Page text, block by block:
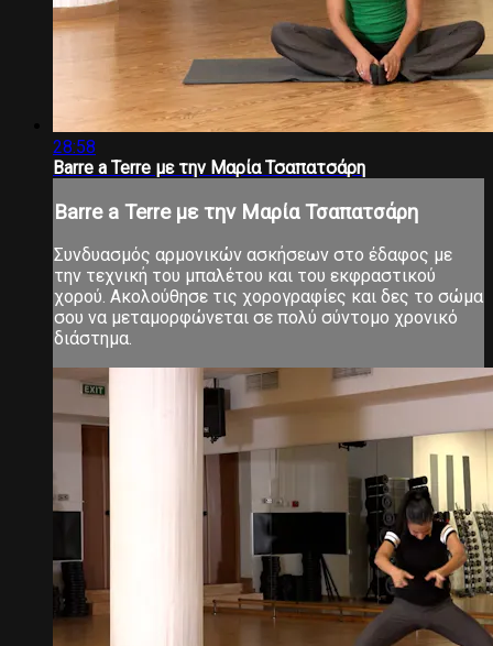
28:58
Barre a Terre με την Μαρία Τσαπατσάρη
Barre a Terre με την Μαρία Τσαπατσάρη
Συνδυασμός αρμονικών ασκήσεων στο έδαφος με
την τεχνική του μπαλέτου και του εκφραστικού
χορού. Ακολούθησε τις χορογραφίες και δες το σώμα
σου να μεταμορφώνεται σε πολύ σύντομο χρονικό
διάστημα.